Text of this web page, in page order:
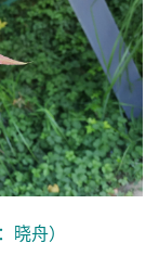
晓舟）